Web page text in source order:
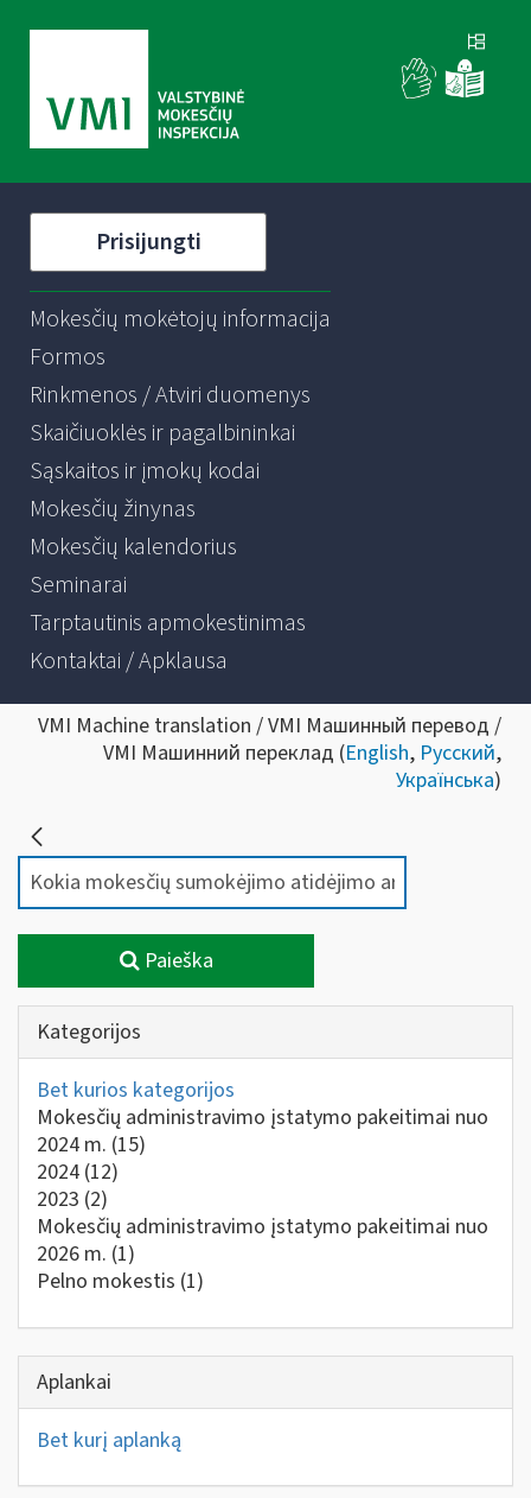
Prisijungti
Mokesčių mokėtojų informacija
Formos
Rinkmenos / Atviri duomenys
Skaičiuoklės ir pagalbininkai
Sąskaitos ir įmokų kodai
Mokesčių žinynas
Mokesčių kalendorius
Seminarai
Tarptautinis apmokestinimas
Kontaktai / Apklausa
VMI Machine translation / VMI Машинный перевод /
VMI Машинний переклад (English, Русский,
Українська)
Paieška
Kategorijos
Bet kurios kategorijos
Mokesčių administravimo įstatymo pakeitimai nuo
2024 m. (15)
2024 (12)
2023 (2)
Mokesčių administravimo įstatymo pakeitimai nuo
2026 m. (1)
Pelno mokestis (1)
Aplankai
Bet kurį aplanką